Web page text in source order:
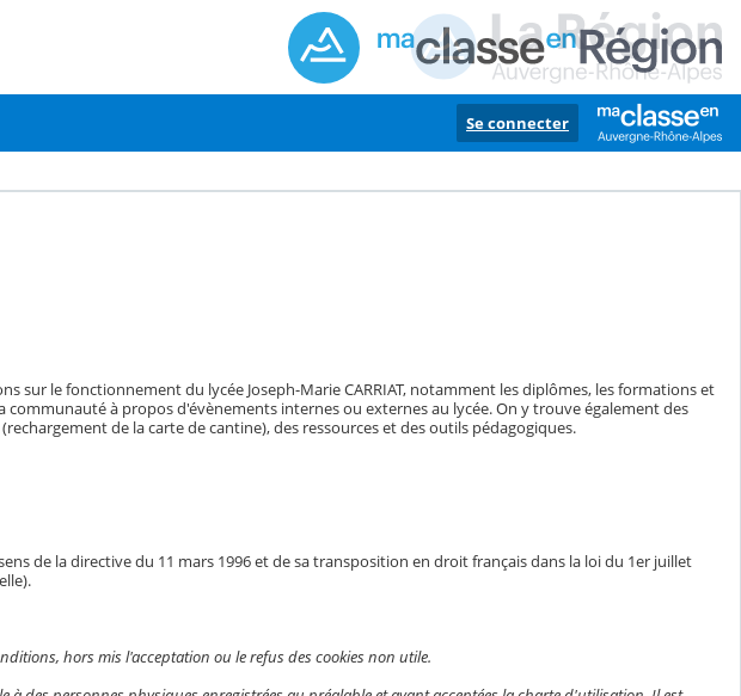
Se connecter
sur le fonctionnement du lycée Joseph-Marie CARRIAT, notamment les diplômes, les formations et
communauté à propos d'évènements internes ou externes au lycée. On y trouve également des
de la carte de cantine), des ressources et des outils pédagogiques.
de la directive du 11 mars 1996 et de sa transposition en droit français dans la loi du 1er juillet
hors mis l'acceptation ou le refus des cookies non utile.